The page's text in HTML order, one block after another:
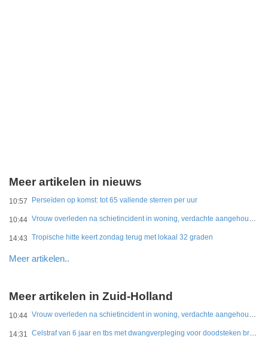
Meer artikelen in nieuws
10:57 Perseïden op komst: tot 65 vallende sterren per uur
10:44 Vrouw overleden na schietincident in woning, verdachte aangehouden
14:43 Tropische hitte keert zondag terug met lokaal 32 graden
Meer artikelen..
Meer artikelen in Zuid-Holland
10:44 Vrouw overleden na schietincident in woning, verdachte aangehouden
14:31 Celstraf van 6 jaar en tbs met dwangverpleging voor doodsteken broer in Gouda